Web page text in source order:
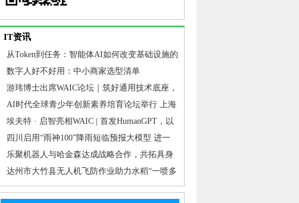
IT资讯
从Token到任务：智能体AI如何改变基础设施的
关注焦点
数字人好不好用：中小商家选型清单
游玮博士出席WAIC论坛｜筑好通用技术底座，
埃夫特&启智交出工业具身落地答卷
AI时代全球青少年创新素养培育论坛举行 上海
推动AI教育从“普及覆盖”迈向“提质培优”
埃夫特 · 启智亮相WAIC | 首发HumanGPT，以
通用技术底座破解行业“共创难”
四川启用“雨神100”降雨短临预报大模型 进一
步提高山洪、泥石流、滑坡、城市内涝等灾害短
临预警准确性
乐聚机器人与哈金森达成战略合作，共拓具身
智能工业落地新路径
达州市大竹县无人机飞防作业助力水稻“一喷多
促”